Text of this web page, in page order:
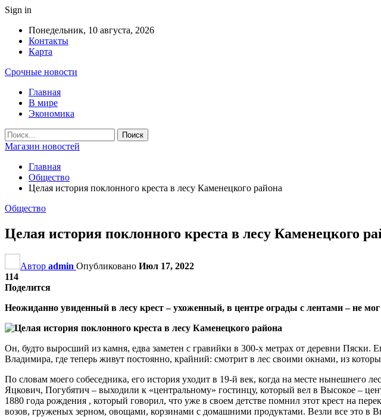
Sign in
Понедельник, 10 августа, 2026
Контакты
Карта
Срочные новости
Главная
В мире
Экономика
Магазин новостей
Главная
Общество
Целая история поклонного креста в лесу Каменецкого района
Общество
Целая история поклонного креста в лесу Каменецкого
Автор admin Опубликовано Июл 17, 2022
114
Поделится
Неожиданно увиденный в лесу крест – ухоженный, в центре ограды с лентами – не
Он, будто выросший из камня, едва заметен с гравийки в 300-х метрах от деревни
Владимира, где теперь живут постоянно, крайний: смотрит в лес своими окнами, из
По словам моего собеседника, его история уходит в 19-й век, когда на месте нынешнего
Яцкович, Погубятич – выходили к «центральному» гостинцу, который вел в Высокое –
1880 года рождения , который говорил, что уже в своем детстве помнил этот крест на
возов, груженых зерном, овощами, корзинами с домашними продуктами. Везли все это в